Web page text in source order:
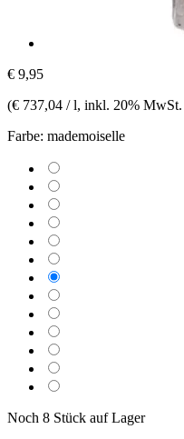
€ 9,95
(€ 737,04 / l, inkl. 20% MwSt.
Farbe: mademoiselle
Noch 8 Stück auf Lager